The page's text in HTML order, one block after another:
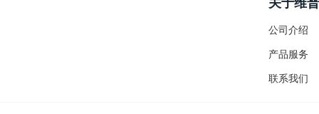
公司介绍
产品服务
联系我们